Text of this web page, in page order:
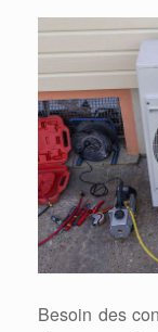
Besoin des